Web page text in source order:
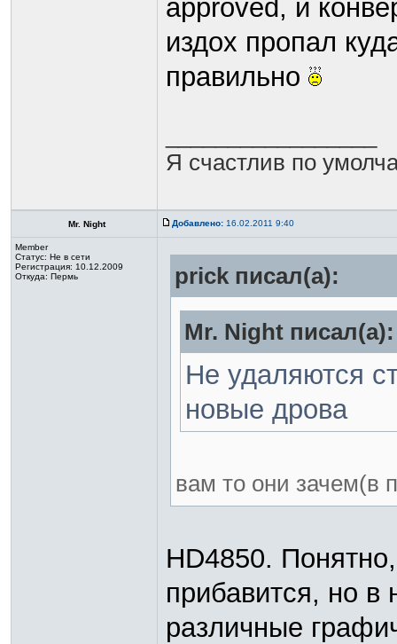
approved, и
издох пропал
правильно
Я счастлив по
Mr. Night Добавлено: 16.02.2011 9:40
Member
Статус: Не в сети
Регистрация: 10.12.2009
Откуда: Пермь
prick писал(а):
Mr. Night писал(а):
Не удаляются
новые дрова
вам то они зачем(в
HD4850.
прибавится, но
различные